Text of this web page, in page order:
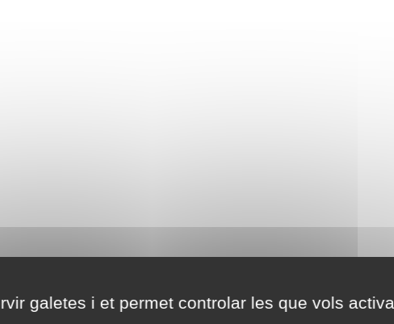
galetes i et permet controlar les que vols